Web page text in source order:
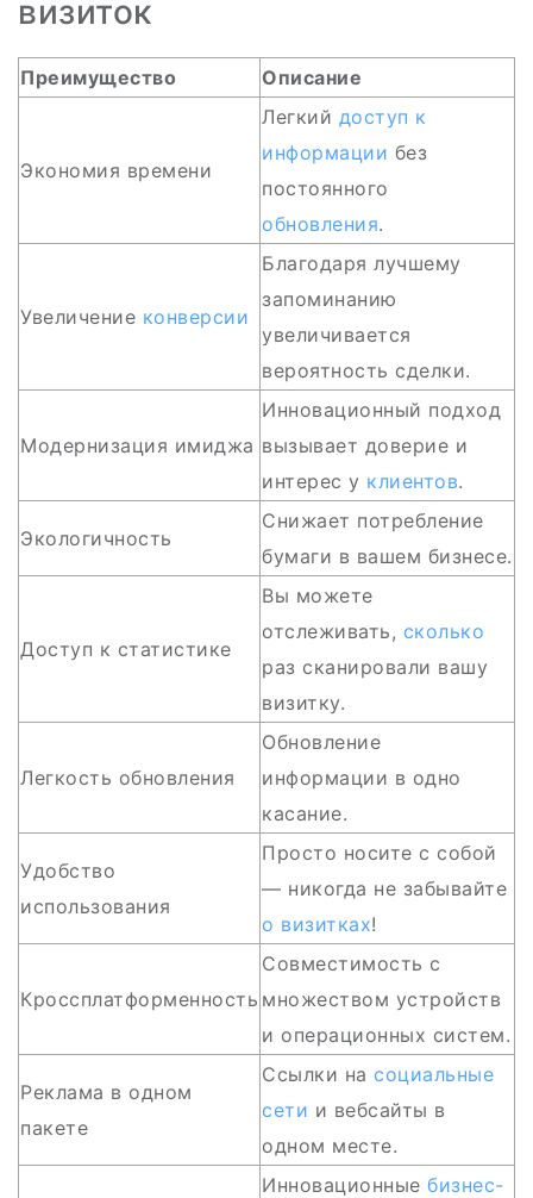
визиток
Преимущество Описание
Экономия времени
Легкий доступ к
информации без
постоянного
обновления.
Увеличение конверсии
Благодаря лучшему
запоминанию
увеличивается
вероятность сделки.
Модернизация имиджа
Инновационный подход
вызывает доверие и
интерес у клиентов.
Экологичность
Снижает потребление
бумаги в вашем бизнесе.
Доступ к статистике
Вы можете
отслеживать, сколько
раз сканировали вашу
визитку.
Легкость обновления
Обновление
информации в одно
касание.
Удобство
использования
Просто носите с собой
— никогда не забывайте
о визитках!
Кроссплатформенность
Совместимость с
множеством устройств
и операционных систем.
Реклама в одном
пакете
Ссылки на социальные
сети и вебсайты в
одном месте.
Инновационные бизнес-